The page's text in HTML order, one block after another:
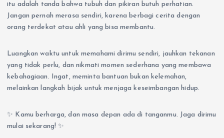
itu adalah tanda bahwa tubuh dan pikiran butuh perhatian.
Jangan pernah merasa sendiri, karena berbagi cerita dengan
orang terdekat atau ahli yang bisa membantu.
Luangkan waktu untuk memahami dirimu sendiri, jauhkan tekanan
yang tidak perlu, dan nikmati momen sederhana yang membawa
kebahagiaan. Ingat, meminta bantuan bukan kelemahan,
melainkan langkah bijak untuk menjaga keseimbangan hidup.
✨ Kamu berharga, dan masa depan ada di tanganmu. Jaga dirimu
mulai sekarang! ✨